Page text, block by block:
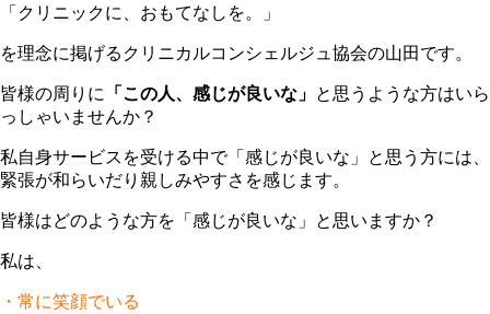
「クリニックに、おもてなしを。」
を理念に掲げるクリニカルコンシェルジュ協会の山田です。
皆様の周りに 「この人、感じが良いな」 と思うような方はいら
っしゃいませんか？
私自身サービスを受ける中で「感じが良いな」と思う方には、
緊張が和らいだり親しみやすさを感じます。
皆様はどのような方を「感じが良いな」と思いますか？
私は、
・常に笑顔でいる